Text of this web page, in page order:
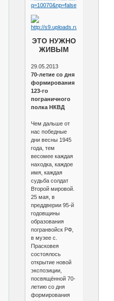
q=10070&np=false
ЭТО НУЖНО
ЖИВЫМ
29.05.2013
70-летие со дня
формирования
123-го
пограничного
полка НКВД
Чем дальше от
нас победные
дни весны 1945
года, тем
весомее каждая
находка, каждое
имя, каждая
судьба солдат
Второй мировой.
25 мая, в
преддверии 95-й
годовщины
образования
погранвойск РФ,
в музее с.
Прасковея
состоялось
открытие новой
экспозиции,
посвящённой 70-
летию со дня
формирования